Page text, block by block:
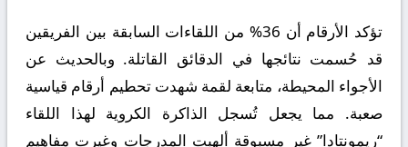
تؤكد الأرقام أن 36% من اللقاءات السابقة بين الفريقين
قد حُسمت نتائجها في الدقائق القاتلة. وبالحديث عن
الأجواء المحيطة، متابعة لقمة شهدت تحطيم أرقام قياسية
صعبة. مما يجعل تُسجل الذاكرة الكروية لهذا اللقاء
“ريمونتادا” غير مسبوقة ألهبت المدرجات وغيرت مفاهيم